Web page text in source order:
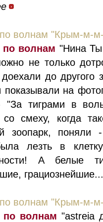
волнам "Крым-м-
по волнам "Нина
не только
до другого
показывали на
"За тиграми в
смеху, когда
зоопарк, поняли
лезть в
А белые
волнам "Крым-м-
по волнам "astreia